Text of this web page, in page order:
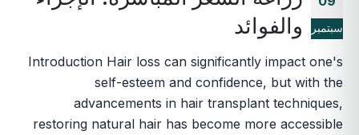
سبتمبر
والفوائد
Introduction Hair loss can significantly impact one's
self-esteem and confidence, but with the
advancements in hair transplant techniques,
restoring natural hair has become more accessible